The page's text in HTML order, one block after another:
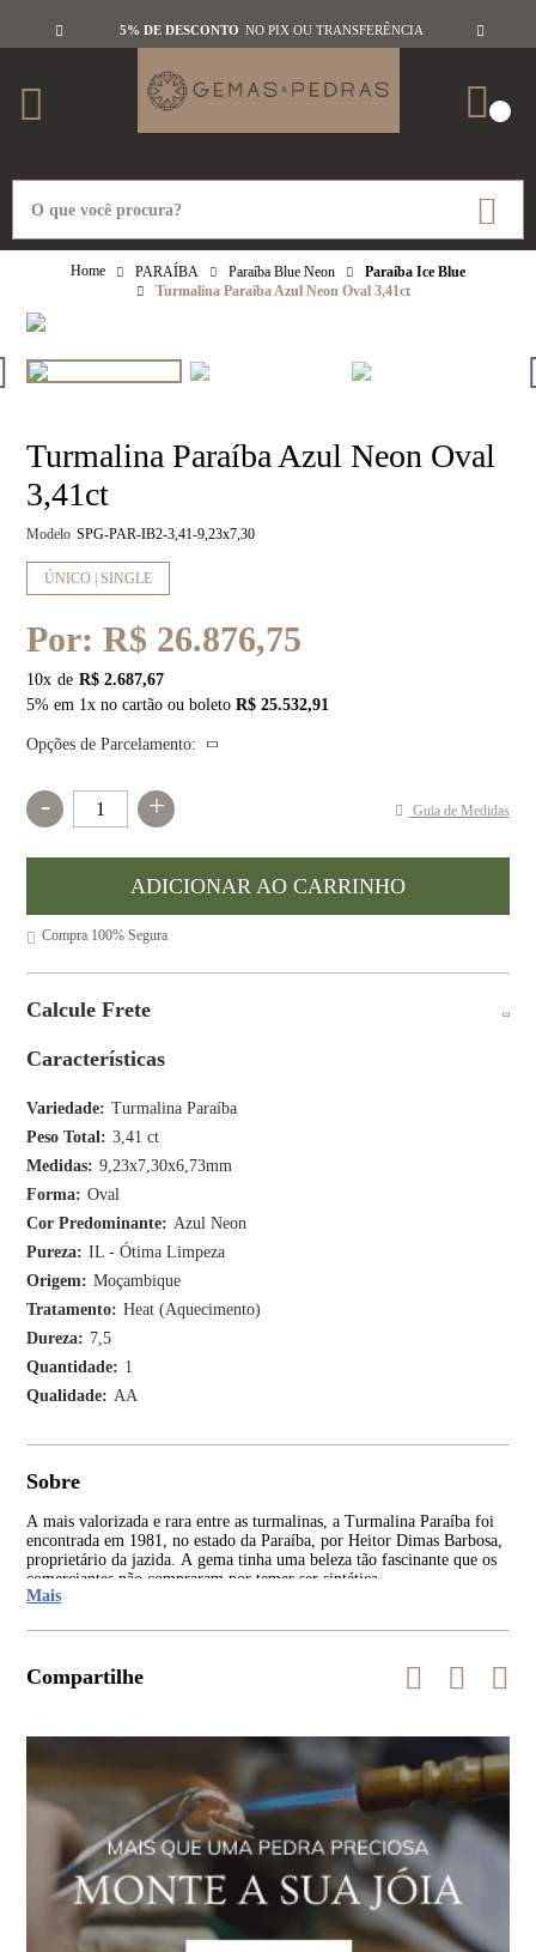
5% DE DESCONTO NO PIX OU TRANSFERÊNCIA
PARAÍBA Paraíba Blue Neon
Paraíba Ice Blue
Turmalina Paraíba Azul Neon Oval 3,41ct
Características
Variedade
Turmalina Paraíba
Peso Total
3,41 ct
Medidas
9,23x7,30x6,73mm
Forma
Oval
Cor Predominante
Azul Neon
Pureza
IL - Ótima Limpeza
Origem
Moçambique
Tratamento
Heat (Aquecimento)
Dureza
7,5
Quantidade
1
Qualidade
AA
Sobre
A mais valorizada e rara entre as turmalinas, a Turmalina Paraíba foi
encontrada em 1981, no estado da Paraíba, por Heitor Dimas Barbosa,
proprietário da jazida. A gema tinha uma beleza tão fascinante que os
comerciantes não compraram por temer ser sintética.
Mais
Compartilhe
Turmalina Paraíba Azul Neon Oval
3,41ct
Modelo SPG-PAR-IB2-3,41-9,23x7,30
ÚNICO | SINGLE
Por:R$ 26.876,75
10x
R$ 2.687,67
5% em 1x no cartão ou boletoR$ 25.532,91
Opções de Parcelamento:
- + Guia de Medidas
Compra 100% Segura
Calcule Frete